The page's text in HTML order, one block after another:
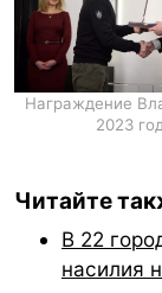
Награждение
2023
Читайте
В 22
насилия